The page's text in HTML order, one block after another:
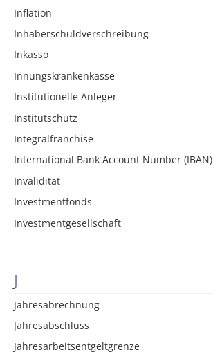
Inflation
Inhaberschuldverschreibung
Inkasso
Innungskrankenkasse
Institutionelle Anleger
Institutschutz
Integralfranchise
International Bank Account Number (IBAN)
Invalidität
Investmentfonds
Investmentgesellschaft
J
Jahresabrechnung
Jahresabschluss
Jahresarbeitsentgeltgrenze